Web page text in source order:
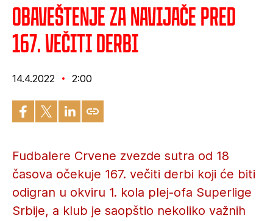
Obaveštenje za navijače pred
167. večiti derbi
14.4.2022 2:00
Fudbalere Crvene zvezde sutra od 18
časova očekuje 167. večiti derbi koji će biti
odigran u okviru 1. kola plej-ofa Superlige
Srbije, a klub je saopštio nekoliko važnih